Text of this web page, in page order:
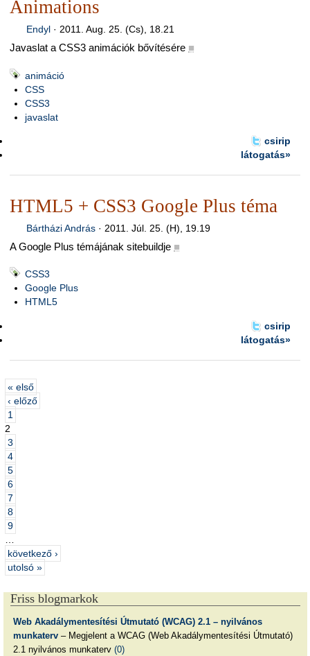
Animations
Endyl· 2011. Aug. 25. (Cs), 18.21
Javaslat a CSS3 animációk bővítésére ■
animáció
CSS
CSS3
javaslat
csirip
látogatás»
HTML5 + CSS3 Google Plus téma
Bártházi András· 2011. Júl. 25. (H), 19.19
A Google Plus témájának sitebuildje ■
CSS3
Google Plus
HTML5
csirip
látogatás»
« első
‹ előző
1
2
3
4
5
6
7
8
9
…
következő ›
utolsó »
Friss blogmarkok
Web Akadálymentesítési Útmutató (WCAG) 2.1 – nyilvános
munkaterv– Megjelent a WCAG (Web Akadálymentesítési Útmutató)
2.1 nyilvános munkaterv (0)